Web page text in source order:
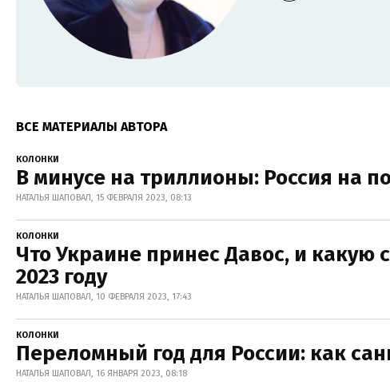
ВСЕ МАТЕРИАЛЫ АВТОРА
КОЛОНКИ
В минусе на триллионы: Россия на
НАТАЛЬЯ ШАПОВАЛ, 15 ФЕВРАЛЯ 2023, 08:13
КОЛОНКИ
Что Украине принес Давос, и какую
2023 году
НАТАЛЬЯ ШАПОВАЛ, 10 ФЕВРАЛЯ 2023, 17:43
КОЛОНКИ
Переломный год для России: как
НАТАЛЬЯ ШАПОВАЛ, 16 ЯНВАРЯ 2023, 08:18